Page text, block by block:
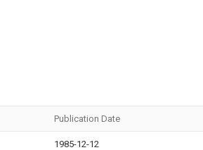
Publication Date
1985-12-12